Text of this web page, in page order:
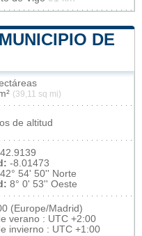
DE
(39,11 sq mi)
de altitud
42.9139
-8.01473
42° 54' 50'' Norte
8° 0' 53'' Oeste
(Europe/Madrid)
verano : UTC +2:00
invierno : UTC +1:00